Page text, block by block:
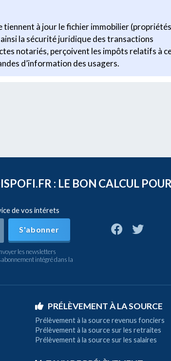
tiennent à jour le fichier immobilier (propriétés
la sécurité juridique des transactions
notariés, perçoivent les impôts relatifs à
d’information des usagers.
: LE BON CALCUL
de vos intérets
S'abonner
les newsletters
intégré dans la
PRÉLÈVEMENT À LA SOURCE
Prélèvement à la source revenus fonciers
Prélèvement à la source sur les retraites
Prélèvement à la source sur les salaires